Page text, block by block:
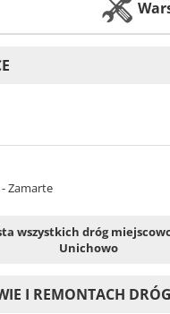
Zamarte
wszystkich dróg
Unichowo
I REMONTACH DRÓG